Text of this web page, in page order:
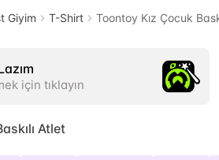
Giyim T-Shirt Toontoy Kız Çocuk
için tıklayın
Atlet